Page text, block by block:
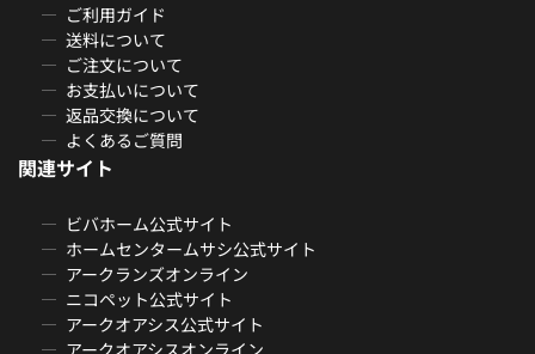
ご利用ガイド
送料について
ご注文について
お支払いについて
返品交換について
よくあるご質問
関連サイト
ビバホーム公式サイト
ホームセンタームサシ公式サイト
アークランズオンライン
ニコペット公式サイト
アークオアシス公式サイト
アークオアシスオンライン